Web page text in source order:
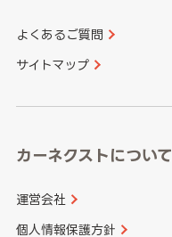
香川県
大分県
よくあるご質問
サイトマップ
カーネクストについて
運営会社
個人情報保護方針